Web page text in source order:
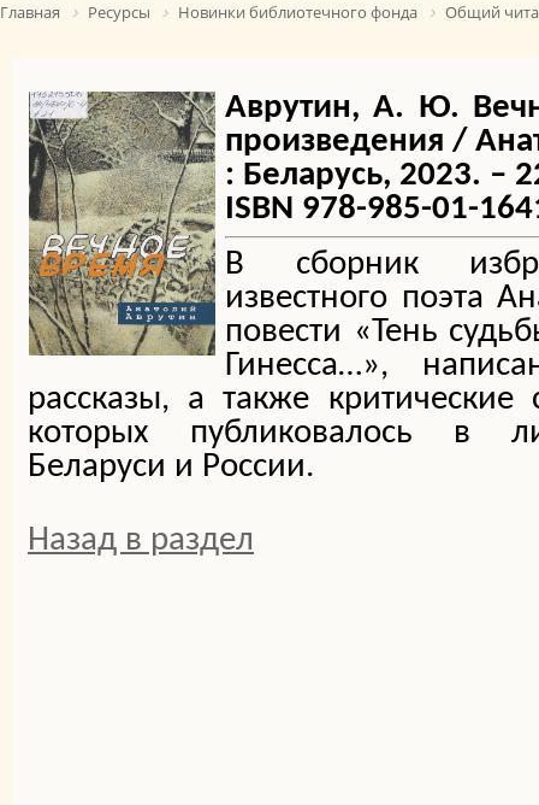
Главная Ресурсы Новинки библиотечного фонда Общий
Аврутин, А. Ю.
произведения /
: Беларусь, 2023. –
ISBN 978-985-01-
В сборник
известного поэта
повести «Тень
Гинесса…»,
рассказы, а также критические
которых публиковалось в
Беларуси и России.
Назад в раздел